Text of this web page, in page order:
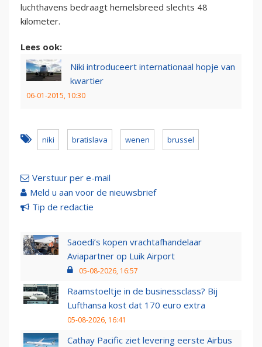
luchthavens bedraagt hemelsbreed slechts 48
kilometer.
Lees ook:
Niki introduceert internationaal hopje van
kwartier
06-01-2015, 10:30
niki bratislava wenen brussel
Verstuur per e-mail
Meld u aan voor de nieuwsbrief
Tip de redactie
Saoedi’s kopen vrachtafhandelaar
Aviapartner op Luik Airport
05-08-2026, 16:57
Raamstoeltje in de businessclass? Bij
Lufthansa kost dat 170 euro extra
05-08-2026, 16:41
Cathay Pacific ziet levering eerste Airbus